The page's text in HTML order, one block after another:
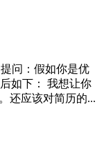
问：假如你是优
如下： 我想让你
还应该对简历的...